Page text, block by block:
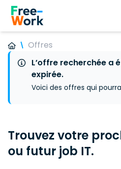
Offres
L’offre recherchée a
expirée.
Voici des offres qui
Trouvez votre
ou futur job IT.